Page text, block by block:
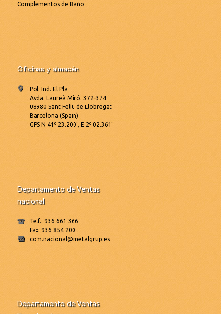
Complementos de Baño
Oficinas y almacén
Pol. Ind. El Pla
Avda. Laureà Miró. 372-374
08980 Sant Feliu de Llobregat
Barcelona (Spain)
GPS N 41º 23.200’, E 2º 02.361’
Departamento de Ventas
nacional
Telf.: 936 661 366
Fax: 936 854 200
com.nacional@metalgrup.es
Departamento de Ventas